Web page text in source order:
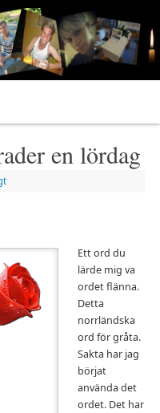
en lördag
Ett ord du
lärde mig va
ordet flänna.
Detta
norrländska
ord för gråta.
Sakta har jag
börjat
använda det
ordet. Det har